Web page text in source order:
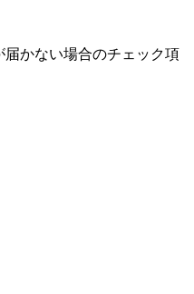
届かない場合のチェック項